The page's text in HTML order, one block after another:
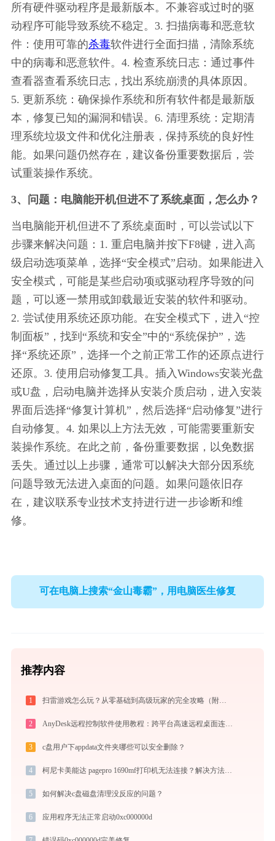
所有硬件驱动程序是最新版本。不兼容或过时的驱
动程序可能导致系统不稳定。3. 扫描病毒和恶意软
件：使用可靠的杀毒软件进行全面扫描，清除系统
中的病毒和恶意软件。4. 检查系统日志：通过事件
查看器查看系统日志，找出系统崩溃的具体原因。
5. 更新系统：确保操作系统和所有软件都是最新版
本，修复已知的漏洞和错误。6. 清理系统：定期清
理系统垃圾文件和优化注册表，保持系统的良好性
能。如果问题仍然存在，建议备份重要数据后，尝
试重装操作系统。
3、问题：电脑能开机但进不了系统桌面，怎么办？
当电脑能开机但进不了系统桌面时，可以尝试以下
步骤来解决问题：1. 重启电脑并按下F8键，进入高
级启动选项菜单，选择“安全模式”启动。如果能进入
安全模式，可能是某些启动项或驱动程序导致的问
题，可以逐一禁用或卸载最近安装的软件和驱动。
2. 尝试使用系统还原功能。在安全模式下，进入“控
制面板”，找到“系统和安全”中的“系统保护”，选
择“系统还原”，选择一个之前正常工作的还原点进行
还原。3. 使用启动修复工具。插入Windows安装光盘
或U盘，启动电脑并选择从安装介质启动，进入安装
界面后选择“修复计算机”，然后选择“启动修复”进行
自动修复。4. 如果以上方法无效，可能需要重新安
装操作系统。在此之前，备份重要数据，以免数据
丢失。通过以上步骤，通常可以解决大部分因系统
问题导致无法进入桌面的问题。如果问题依旧存
在，建议联系专业技术支持进行进一步诊断和维
修。
可在电脑上搜索“金山毒霸”，用电脑医生修复
推荐内容
1 扫雷游戏怎么玩？从零基础到高级玩家的完全攻略（附必胜技巧）
2 AnyDesk远程控制软件使用教程：跨平台高速远程桌面连接完全指南
3 c盘用户下appdata文件夹哪些可以安全删除？
4 柯尼卡美能达 pagepro 1690mf打印机无法连接？解决方法 -金山毒霸
5 如何解决c盘磁盘清理没反应的问题？
6 应用程序无法正常启动0xc000000d